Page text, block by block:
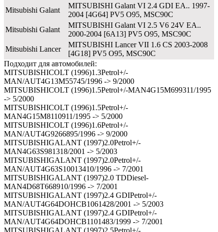
Mitsubishi Galant
MITSUBISHI Galant VI 2.4 GDI EA.. 1997-
2004 [4G64] PV5 O95, MSC90C
Mitsubishi Galant
MITSUBISHI Galant VI 2.5 V6 24V EA..
2000-2004 [6A13] PV5 O95, MSC90C
Mitsubishi Lancer
MITSUBISHI Lancer VII 1.6 CS 2003-2008
[4G18] PV5 O95, MSC90C
Подходит для автомобилей:
MITSUBISHICOLT (1996)1.3Petrol+/-
MAN/AUT4G13M55745/1996 -> 9/2000
MITSUBISHICOLT (1996)1.5Petrol+/-MAN4G15M699311/1995
-> 5/2000
MITSUBISHICOLT (1996)1.5Petrol+/-
MAN4G15M8110911/1995 -> 5/2000
MITSUBISHICOLT (1996)1.6Petrol+/-
MAN/AUT4G9266895/1996 -> 9/2000
MITSUBISHIGALANT (1997)2.0Petrol+/-
MAN4G63S981318/2001 -> 5/2003
MITSUBISHIGALANT (1997)2.0Petrol+/-
MAN/AUT4G63S10013410/1996 -> 7/2001
MITSUBISHIGALANT (1997)2.0 TDDiesel-
MAN4D68T668910/1996 -> 7/2001
MITSUBISHIGALANT (1997)2.4 GDIPetrol+/-
MAN/AUT4G64DOHCB1061428/2001 -> 5/2003
MITSUBISHIGALANT (1997)2.4 GDIPetrol+/-
MAN/AUT4G64DOHCB1101483/1999 -> 7/2001